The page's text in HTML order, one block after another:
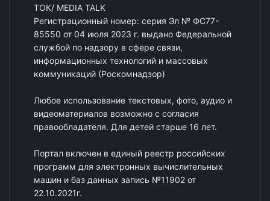
ТОК/ MEDIA TALK
Регистрационный номер: серия Эл № ФС77-
85550 от 04 июля 2023 г. выдано Федеральной
службой по надзору в сфере связи,
информационных технологий и массовых
коммуникаций (Роскомнадзор)
Любое использование текстовых, фото, аудио и
видеоматериалов возможно с согласия
правообладателя. Для детей старше 16 лет.
Портал включен в единый реестр российских
программ для электронных вычислительных
машин и баз данных запись №11902 от
22.10.2021г.